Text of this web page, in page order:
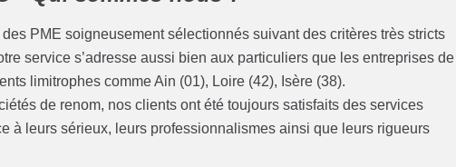
PME soigneusement sélectionnés suivant des critères très stricts
service s’adresse aussi bien aux particuliers que les entreprises de
limitrophes comme Ain (01), Loire (42), Isère (38).
de renom, nos clients ont été toujours satisfaits des services
à leurs sérieux, leurs professionnalismes ainsi que leurs rigueurs